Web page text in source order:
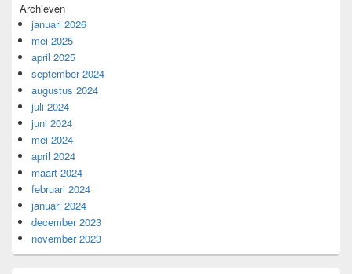
Archieven
januari 2026
mei 2025
april 2025
september 2024
augustus 2024
juli 2024
juni 2024
mei 2024
april 2024
maart 2024
februari 2024
januari 2024
december 2023
november 2023